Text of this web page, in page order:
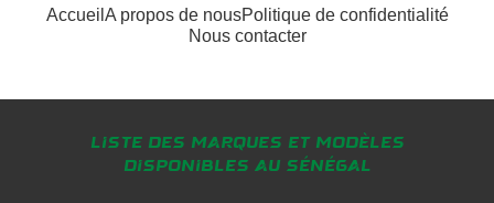
Accueil A propos de nousPolitique de confidentialité
Nous contacter
Liste des marques et modèles
disponibles au Sénégal